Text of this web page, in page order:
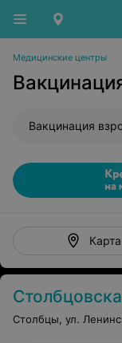
Медицинские центры
Вакцинация
Карта
Столбцовская
Столбцы, ул.